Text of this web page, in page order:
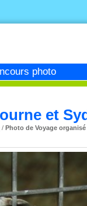
photo
et
/ Photo de Voyage